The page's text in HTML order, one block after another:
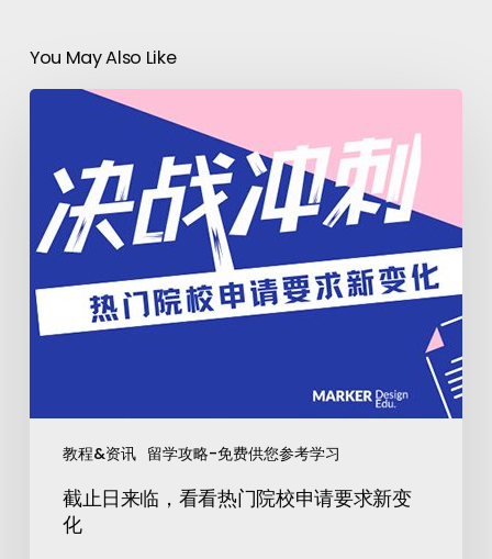
You May Also Like
教程&资讯 留学攻略-免费供您参考学习
截止日来临，看看热门院校申请要求新变
化